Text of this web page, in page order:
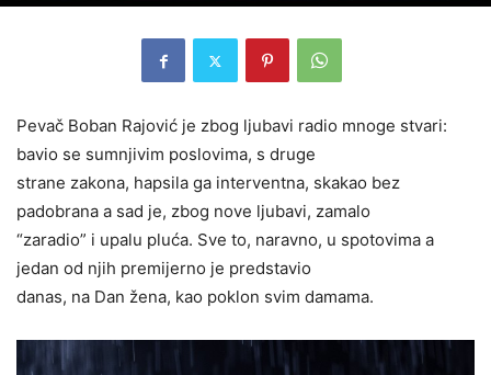
Pevač Boban Rajović je zbog ljubavi radio mnoge stvari:
bavio se sumnjivim poslovima, s druge
strane zakona, hapsila ga interventna, skakao bez
padobrana a sad je, zbog nove ljubavi, zamalo
“zaradio” i upalu pluća. Sve to, naravno, u spotovima a
jedan od njih premijerno je predstavio
danas, na Dan žena, kao poklon svim damama.